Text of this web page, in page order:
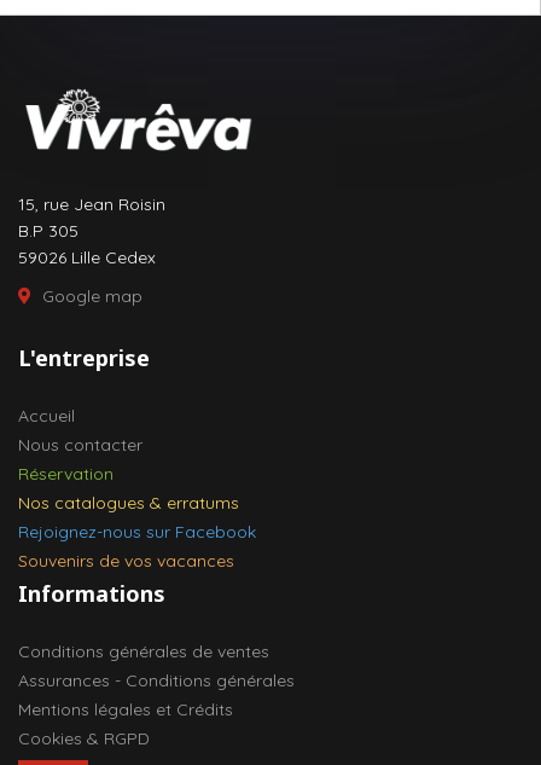
15, rue Jean Roisin
B.P 305
59026 Lille Cedex
Google map
L'entreprise
Accueil
Nous contacter
Réservation
Nos catalogues & erratums
Rejoignez-nous sur Facebook
Souvenirs de vos vacances
Informations
Conditions générales de ventes
Assurances - Conditions générales
Mentions légales et Crédits
Cookies & RGPD